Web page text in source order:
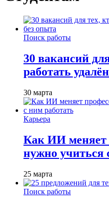
Поиск работы
30 вакансий
работать
30 марта
Карьера
Как ИИ меняет
нужно учиться
25 марта
Поиск работы